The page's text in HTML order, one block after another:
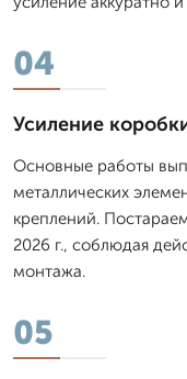
04
Усиление
Основные работы
металлических
креплений.
2026 г., соблюдая
монтажа.
05